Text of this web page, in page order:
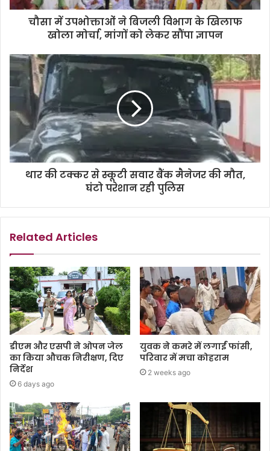
चौसा में उपभोक्ताओं ने बिजली विभाग के खिलाफ
खोला मोर्चा, मांगों को लेकर सौंपा ज्ञापन
थार की टक्कर से स्कूटी सवार बैंक मैनेजर की मौत,
घंटो परेशान रही पुलिस
Related Articles
डीएम और एसपी ने ओपन जेल
का किया औचक निरीक्षण, दिए
निर्देश
6 days ago
युवक ने कमरे में लगाईं फांसी,
परिवार में मचा कोहराम
2 weeks ago